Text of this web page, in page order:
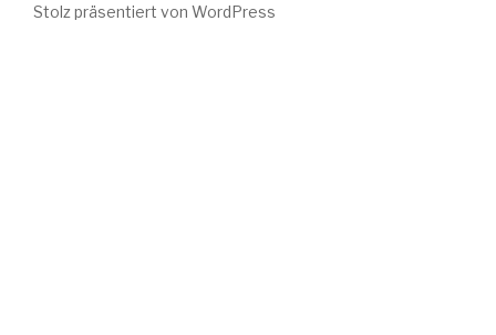
Stolz präsentiert von WordPress